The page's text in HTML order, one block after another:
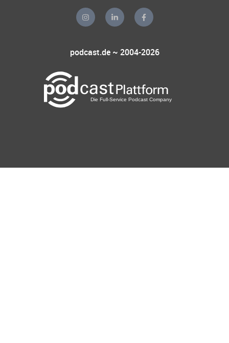
podcast.de ~ 2004-2026